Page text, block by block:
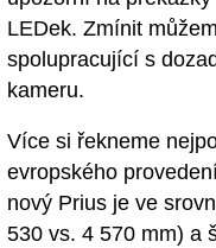
LEDek. Zmínit
spolupracující s
kameru.
Více si řekneme
evropského
nový Prius je ve
530 vs. 4 570 mm) a